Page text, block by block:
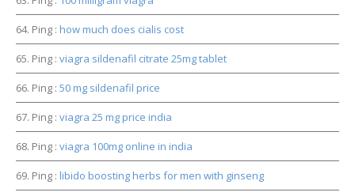
Ping : how much does cialis cost
Ping : viagra sildenafil citrate 25mg tablet
Ping : 50 mg sildenafil price
Ping : viagra 25 mg price india
Ping : viagra 100mg online in india
Ping : libido boosting herbs for men with ginseng